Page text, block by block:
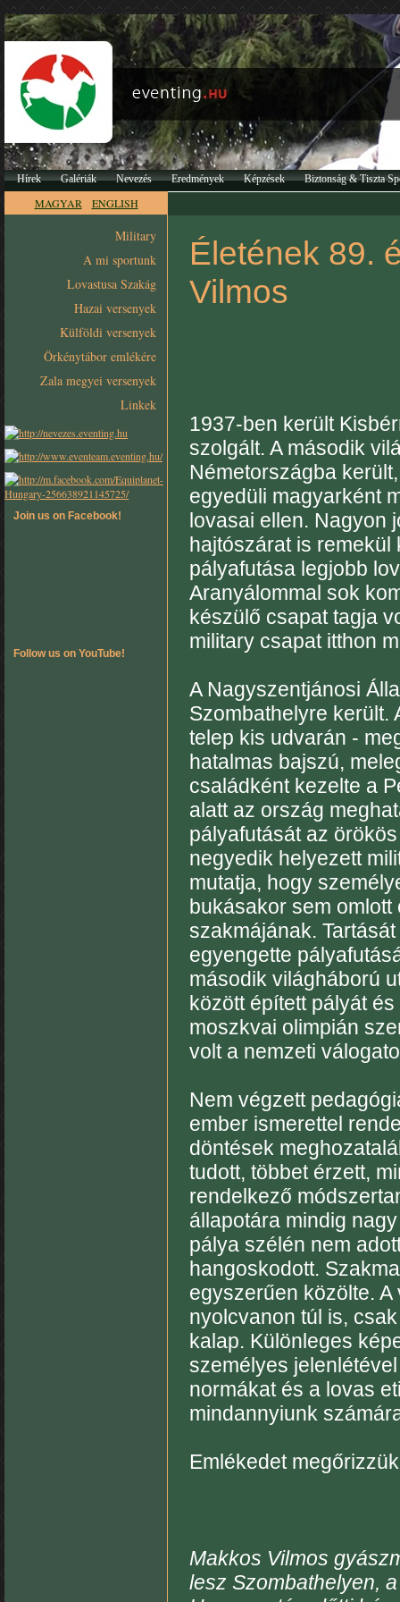
Hírek Galériák Nevezés Eredmények Képzések Biztonság & Tiszta
MAGYAR ENGLISH
Military
A mi sportunk
Lovastusa Szakág
Hazai versenyek
Külföldi versenyek
Örkénytábor emlékére
Zala megyei versenyek
Linkek
Join us on Facebook!
Follow us on YouTube!
Életének 89.
Vilmos
1937-ben került
szolgált. A második
Németországba
egyedüli magyarként
lovasai ellen. Nagyon
hajtószárat is remekül
pályafutása legjobb
Aranyálommal sok
készülő csapat tagja
military csapat itthon
A Nagyszentjánosi
Szombathelyre került.
telep kis udvarán -
hatalmas bajszú,
családként kezelte a
alatt az ország
pályafutását az
negyedik helyezett
mutatja, hogy
bukásakor sem
szakmájának.
egyengette
második világháború
között épített pályát
moszkvai olimpián
volt a nemzeti
Nem végzett
ember ismerettel
döntések
tudott, többet érzett,
rendelkező
állapotára mindig
pálya szélén nem
hangoskodott.
egyszerűen közölte.
nyolcvanon túl is,
kalap. Különleges
személyes
normákat és a lovas
mindannyiunk
Emlékedet
Makkos Vilmos
lesz Szombathelyen,